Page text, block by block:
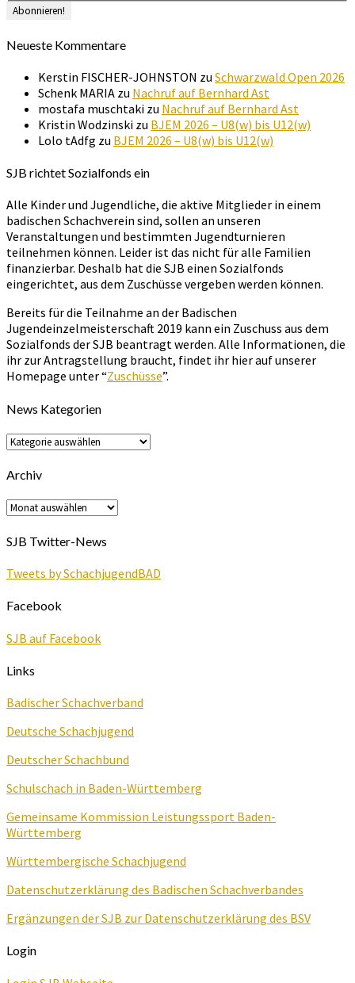
Neueste Kommentare
Kerstin FISCHER-JOHNSTON zu Schwarzwald Open 2026
Schenk MARIA zu Nachruf auf Bernhard Ast
mostafa muschtaki zu Nachruf auf Bernhard Ast
Kristin Wodzinski zu BJEM 2026 – U8(w) bis U12(w)
Lolo tAdfg zu BJEM 2026 – U8(w) bis U12(w)
SJB richtet Sozialfonds ein
Alle Kinder und Jugendliche, die aktive Mitglieder in einem
badischen Schachverein sind, sollen an unseren
Veranstaltungen und bestimmten Jugendturnieren
teilnehmen können. Leider ist das nicht für alle Familien
finanzierbar. Deshalb hat die SJB einen Sozialfonds
eingerichtet, aus dem Zuschüsse vergeben werden können.
Bereits für die Teilnahme an der Badischen
Jugendeinzelmeisterschaft 2019 kann ein Zuschuss aus dem
Sozialfonds der SJB beantragt werden. Alle Informationen, die
ihr zur Antragstellung braucht, findet ihr hier auf unserer
Homepage unter “Zuschüsse”.
News Kategorien
News
Kategorien
Archiv
Archiv
SJB Twitter-News
Tweets by SchachjugendBAD
Facebook
SJB auf Facebook
Links
Badischer Schachverband
Deutsche Schachjugend
Deutscher Schachbund
Schulschach in Baden-Württemberg
Gemeinsame Kommission Leistungssport Baden-
Württemberg
Württembergische Schachjugend
Datenschutzerklärung des Badischen Schachverbandes
Ergänzungen der SJB zur Datenschutzerklärung des BSV
Login